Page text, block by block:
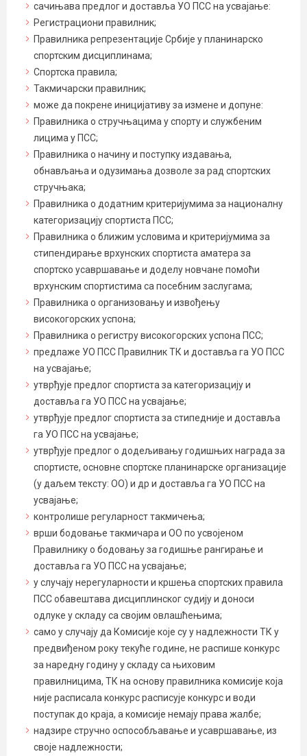
сачињава предлог и доставља УО ПСС на усвајање:
Регистрациони правилник;
Правилника репрезентације Србије у планинарско
спортским дисциплинама;
Спортска правила;
Такмичарски правилник;
може да покрене иницијативу за измене и допуне:
Правилника о стручњацима у спорту и службеним
лицима у ПСС;
Правилника о начину и поступку издавања,
обнављања и одузимања дозволе за рад спортских
стручњака;
Правилника о додатним критеријумима за националну
категоризацију спортиста ПСС;
Правилника о ближим условима и критеријумима за
стипендирање врхунских спортиста аматера за
спортско усавршавање и доделу новчане помоћи
врхунским спортистима са посебним заслугама;
Правилника о организовању и извођењу
високогорских успона;
Правилника о регистру високогорских успона ПСС;
предлаже УО ПСС Правилник ТК и доставља га УО ПСС
на усвајање;
утврђује предлог спортиста за категоризацију и
доставља га УО ПСС на усвајање;
утврђује предлог спортиста за стипедније и доставља
га УО ПСС на усвајање;
утврђује предлог о додељивању годишњих награда за
спортисте, основне спортске планинарске организације
(у даљем тексту: ОО) и др и доставља га УО ПСС на
усвајање;
контролише регуларност такмичења;
врши бодовање такмичара и ОО по усвојеном
Правилнику о бодовању за годишње рангирање и
доставља га УО ПСС на усвајање;
у случају нерегуларности и кршења спортских правила
ПСС обавештава дисциплинског судију и доноси
одлуке у складу са својим овлашћењима;
само у случају да Комисије које су у надлежности ТК у
предвиђеном року текуће године, не распише конкурс
за наредну годину у складу са њиховим
правилницима, ТК на основу правилника комисије која
није расписала конкурс расписује конкурс и води
поступак до краја, а комисије немају права жалбе;
надзире стручно оспособљавање и усавршавање, из
своје надлежности;